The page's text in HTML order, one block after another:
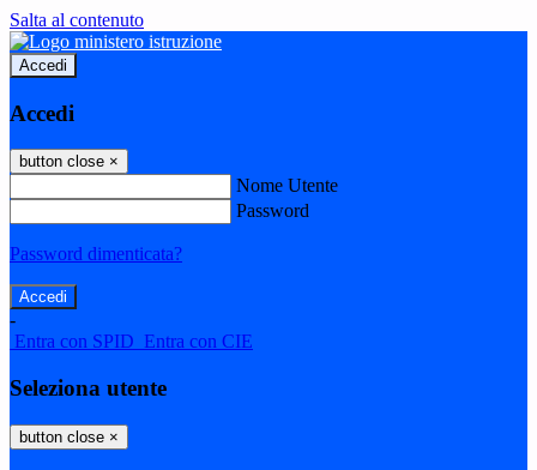
Salta al contenuto
Accedi
Accedi
button close ×
Nome Utente
Password
Password dimenticata?
-
Entra con SPID Entra con CIE
Seleziona utente
button close ×